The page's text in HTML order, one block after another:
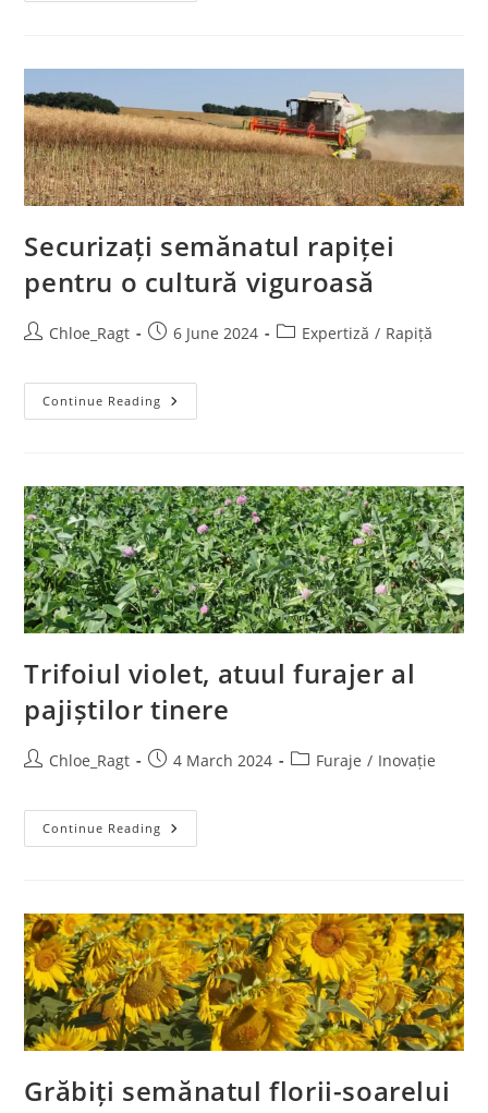
Securizați semănatul rapiței
pentru o cultură viguroasă
Chloe_Ragt 6 June 2024 Expertiză / Rapiță
Continue Reading
Trifoiul violet, atuul furajer al
pajiștilor tinere
Chloe_Ragt 4 March 2024 Furaje / Inovație
Continue Reading
Grăbiți semănatul florii-soarelui